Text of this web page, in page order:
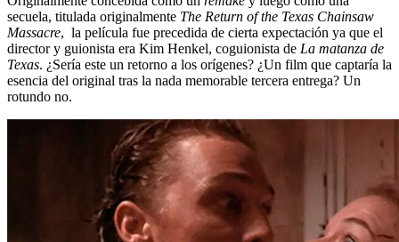
secuela, titulada originalmente The Return of the Texas Chainsaw
Massacre, la película fue precedida de cierta expectación ya que el
director y guionista era Kim Henkel, coguionista de La matanza de
Texas. ¿Sería este un retorno a los orígenes? ¿Un film que captaría la
esencia del original tras la nada memorable tercera entrega? Un
rotundo no.